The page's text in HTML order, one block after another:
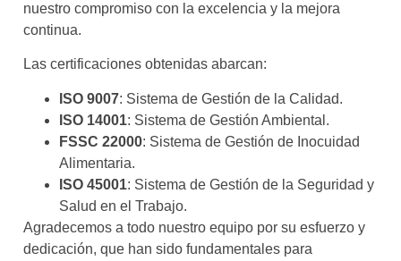
nuestro compromiso con la excelencia y la mejora
continua.
Las certificaciones obtenidas abarcan:
ISO 9007: Sistema de Gestión de la Calidad.
ISO 14001: Sistema de Gestión Ambiental.
FSSC 22000: Sistema de Gestión de Inocuidad
Alimentaria.
ISO 45001: Sistema de Gestión de la Seguridad y
Salud en el Trabajo.
Agradecemos a todo nuestro equipo por su esfuerzo y
dedicación, que han sido fundamentales para